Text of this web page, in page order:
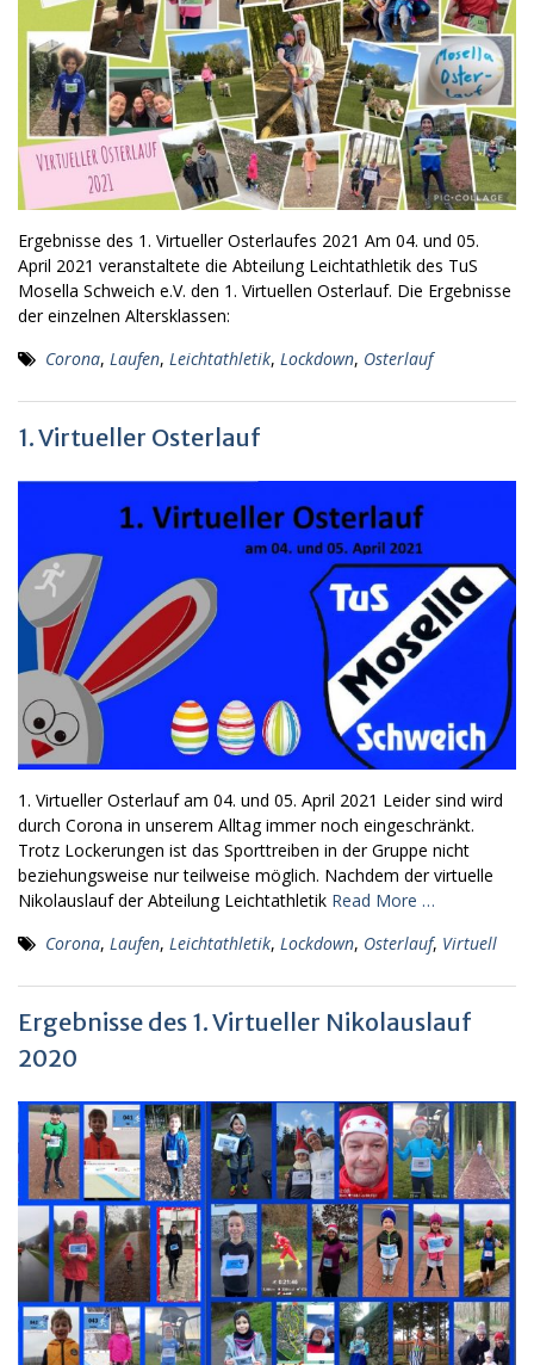
Ergebnisse des 1. Virtueller Osterlaufes 2021 Am 04. und 05.
April 2021 veranstaltete die Abteilung Leichtathletik des TuS
Mosella Schweich e.V. den 1. Virtuellen Osterlauf. Die Ergebnisse
der einzelnen Altersklassen:
Corona, Laufen, Leichtathletik, Lockdown, Osterlauf
1. Virtueller Osterlauf
1. Virtueller Osterlauf am 04. und 05. April 2021 Leider sind wird
durch Corona in unserem Alltag immer noch eingeschränkt.
Trotz Lockerungen ist das Sporttreiben in der Gruppe nicht
beziehungsweise nur teilweise möglich. Nachdem der virtuelle
Nikolauslauf der Abteilung Leichtathletik Read More …
Corona, Laufen, Leichtathletik, Lockdown, Osterlauf, Virtuell
Ergebnisse des 1. Virtueller Nikolauslauf
2020